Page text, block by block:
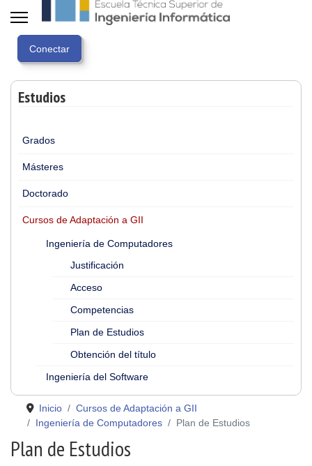
Estudios
Grados
Másteres
Doctorado
Cursos de Adaptación a GII
Ingeniería de Computadores
Justificación
Acceso
Competencias
Plan de Estudios
Obtención del título
Ingeniería del Software
Inicio
Cursos de Adaptación a GII
Ingeniería de Computadores
Plan de Estudios
Plan de Estudios